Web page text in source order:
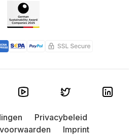
Privacybeleid
Imprint